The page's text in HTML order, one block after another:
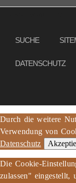
SUCHE
DATENSCHUTZ
Durch die weitere
Verwendung von
Datenschutz
Die Cookie-
zulassen" eingestellt,